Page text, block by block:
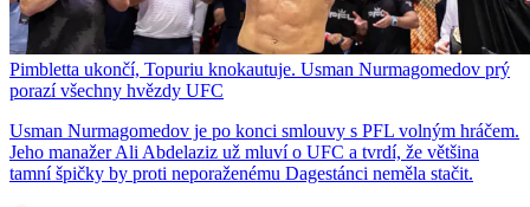
Pimbletta ukončí, Topuriu knokautuje. Usman Nurmagomedov prý
porazí všechny hvězdy UFC
Usman Nurmagomedov je po konci smlouvy s PFL volným hráčem.
Jeho manažer Ali Abdelaziz už mluví o UFC a tvrdí, že většina
tamní špičky by proti neporaženému Dagestánci neměla stačit.